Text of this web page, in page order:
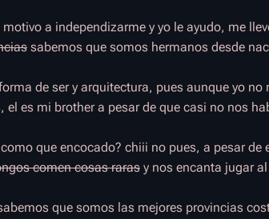
a independizarme y yo le ayudo, me
sabemos que somos hermanos desde
de ser y arquitectura, pues aunque yo no
es mi brother a pesar de que casi no nos
que encocado? chiii no pues, a pesar de
comen cosas raras y nos encanta jugar
que somos las mejores provincias